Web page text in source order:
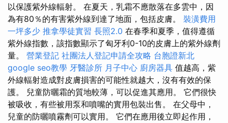
以保護紫外線輻射。 在夏天，乳霜不應散落在多雲中，因
為有80％的有害紫外線到達了地面，包括皮膚。 裝潢費用
一坪多少 推拿學徒實習 長照2.0 在春季和夏季，值得遵循
紫外線指數，該指數顯示了匈牙利0-10的皮膚上的紫外線劑
量。 營業登記 社團法人登記申請全攻略 台胞證新北
google seo教學 牙醫診所 月子中心 廚房器具 值越高，紫
外線輻射造成對皮膚損害的可能性就越大，沒有有效的保
護。 兒童防曬霜的質地較薄，可以促進其應用。 它們很快
被吸收，有些被用泵和噴嘴的實用包裝出售。 在父母中，
兒童的防曬噴霧劑可以實用。 它們在應用後立即起作用，